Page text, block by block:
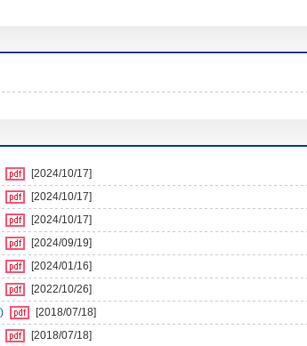
[2024/10/17]
[2024/10/17]
[2024/10/17]
[2024/09/19]
[2024/01/16]
[2022/10/26]
[2018/07/18]
[2018/07/18]